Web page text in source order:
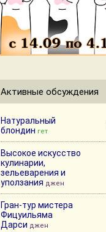
Активные обсуждения
Натуральный
блондин гет
Высокое искусство
кулинарии,
зельеварения и
уползания джен
Гран-тур мистера
Фицуильяма
Дарси джен